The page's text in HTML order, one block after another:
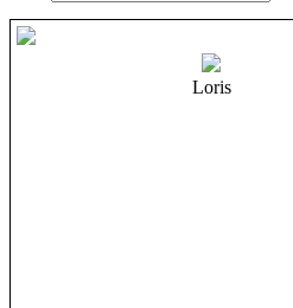
Loris